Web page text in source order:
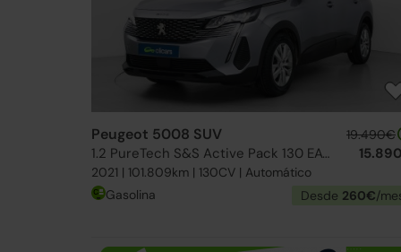
Peugeot 5008 SUV
1.2 PureTech S&S Active Pack 130 EAT8
2021 | 101.809km | 130CV | Automático
19.490€
Gasolina Desde 260€/